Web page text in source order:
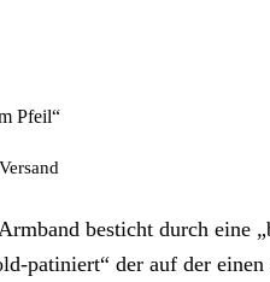
Pfeil“
besticht durch
patiniert“ der auf der